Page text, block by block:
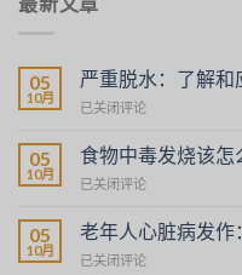
05
10月
严重脱水：了解和
Déshydratation
comprendre
et
已关闭评论
05
10月
食物中毒发烧该怎
Fièvre
cas
d’intoxication
alimentaire
已关闭评论
05
10月
老年人心脏病发作
Crise
已关闭评论